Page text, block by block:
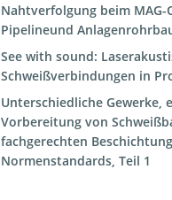
Nahtverfolgung beim
Pipelineund
See with sound:
Schweißverbindungen in
Unterschiedliche Gewerke,
Vorbereitung von
fachgerechten
Normenstandards, Teil 1